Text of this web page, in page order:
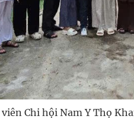
viên Chi hội Nam Y Thọ